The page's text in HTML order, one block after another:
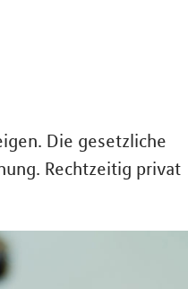
Die gesetzliche
Rechtzeitig privat